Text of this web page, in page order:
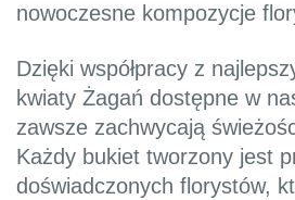
nowoczesne kompozycje
Dzięki współpracy z
kwiaty Żagań dostępne w
zawsze zachwycają
Każdy bukiet tworzony jest
doświadczonych florystów,